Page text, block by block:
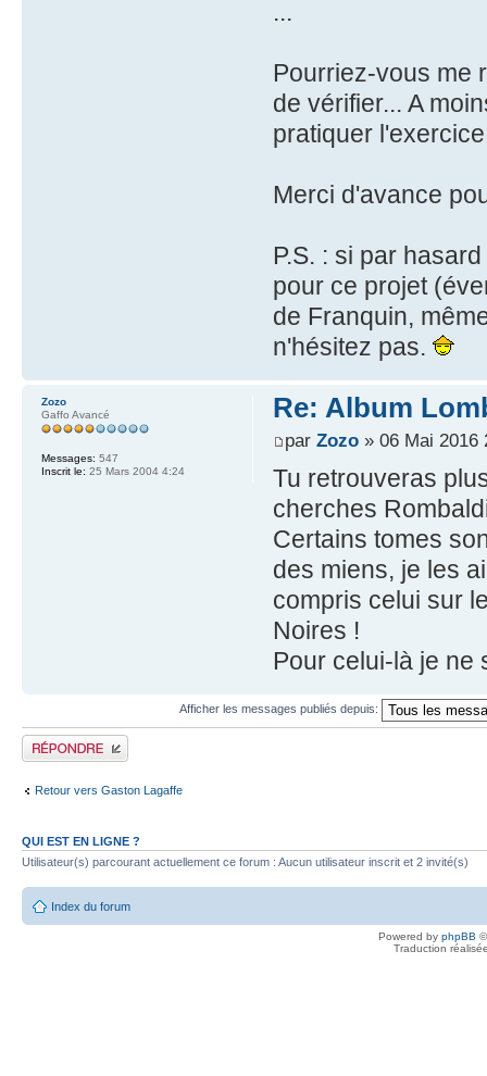
...
Pourriez-vous me
de vérifier... A
pratiquer
Merci d'avance
P.S. : si par
pour ce projet
de Franquin,
n'hésitez pas.
Re: Album
par Zozo» 06 Mai 2016
Tu retrouveras
cherches
Certains tomes
des miens, je les
compris celui sur
Noires !
Pour celui-là je ne
Zozo
Gaffo Avancé
Messages: 547
Inscrit le: 25 Mars 2004 4:24
Afficher les messages publiés depuis:
Publier une réponse
Retour vers Gaston Lagaffe
QUI EST EN LIGNE ?
Utilisateur(s) parcourant actuellement ce forum : Aucun utilisateur inscrit et 2 invité(s)
Index du forum
Powered by phpBB
Traduction